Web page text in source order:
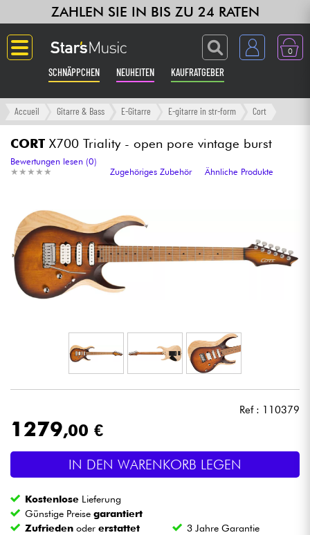
ZAHLEN SIE IN BIS ZU 24 RATEN
0
SCHNÄPPCHEN NEUHEITEN KAUFRATGEBER
Langue
Gitarre & Bass
Verstärker & Effekte
Klaviere & Piano
Synths & samplers
Studio
Mikros
Live-Sound
Licht
Drums
Accueil Gitarre & Bass E-Gitarre E-gitarre in str-form Cort
CORT X700 Triality - open pore vintage burst
★ ★ ★ ★ ★
★ ★ ★ ★ ★
Bewertungen lesen (0)
Zugehöriges Zubehör
Ähnliche Produkte
Ref : 110379
1279,00 €
IN DEN WARENKORB LEGEN
Kostenlose Lieferung
Günstige Preisegarantiert
Zufrieden odererstattet 3 Jahre Garantie